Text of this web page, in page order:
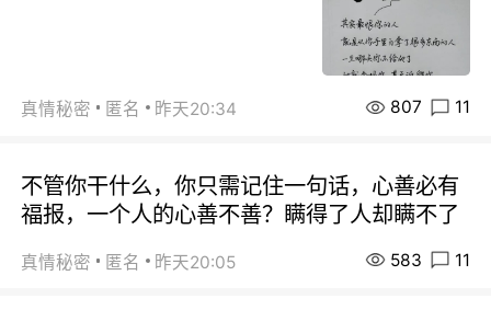
真情秘密 匿名 昨天20:34 807 11
不管你干什么，你只需记住一句话，心善必有
福报，一个人的心善不善？瞒得了人却瞒不了
真情秘密 匿名 昨天20:05 583 11